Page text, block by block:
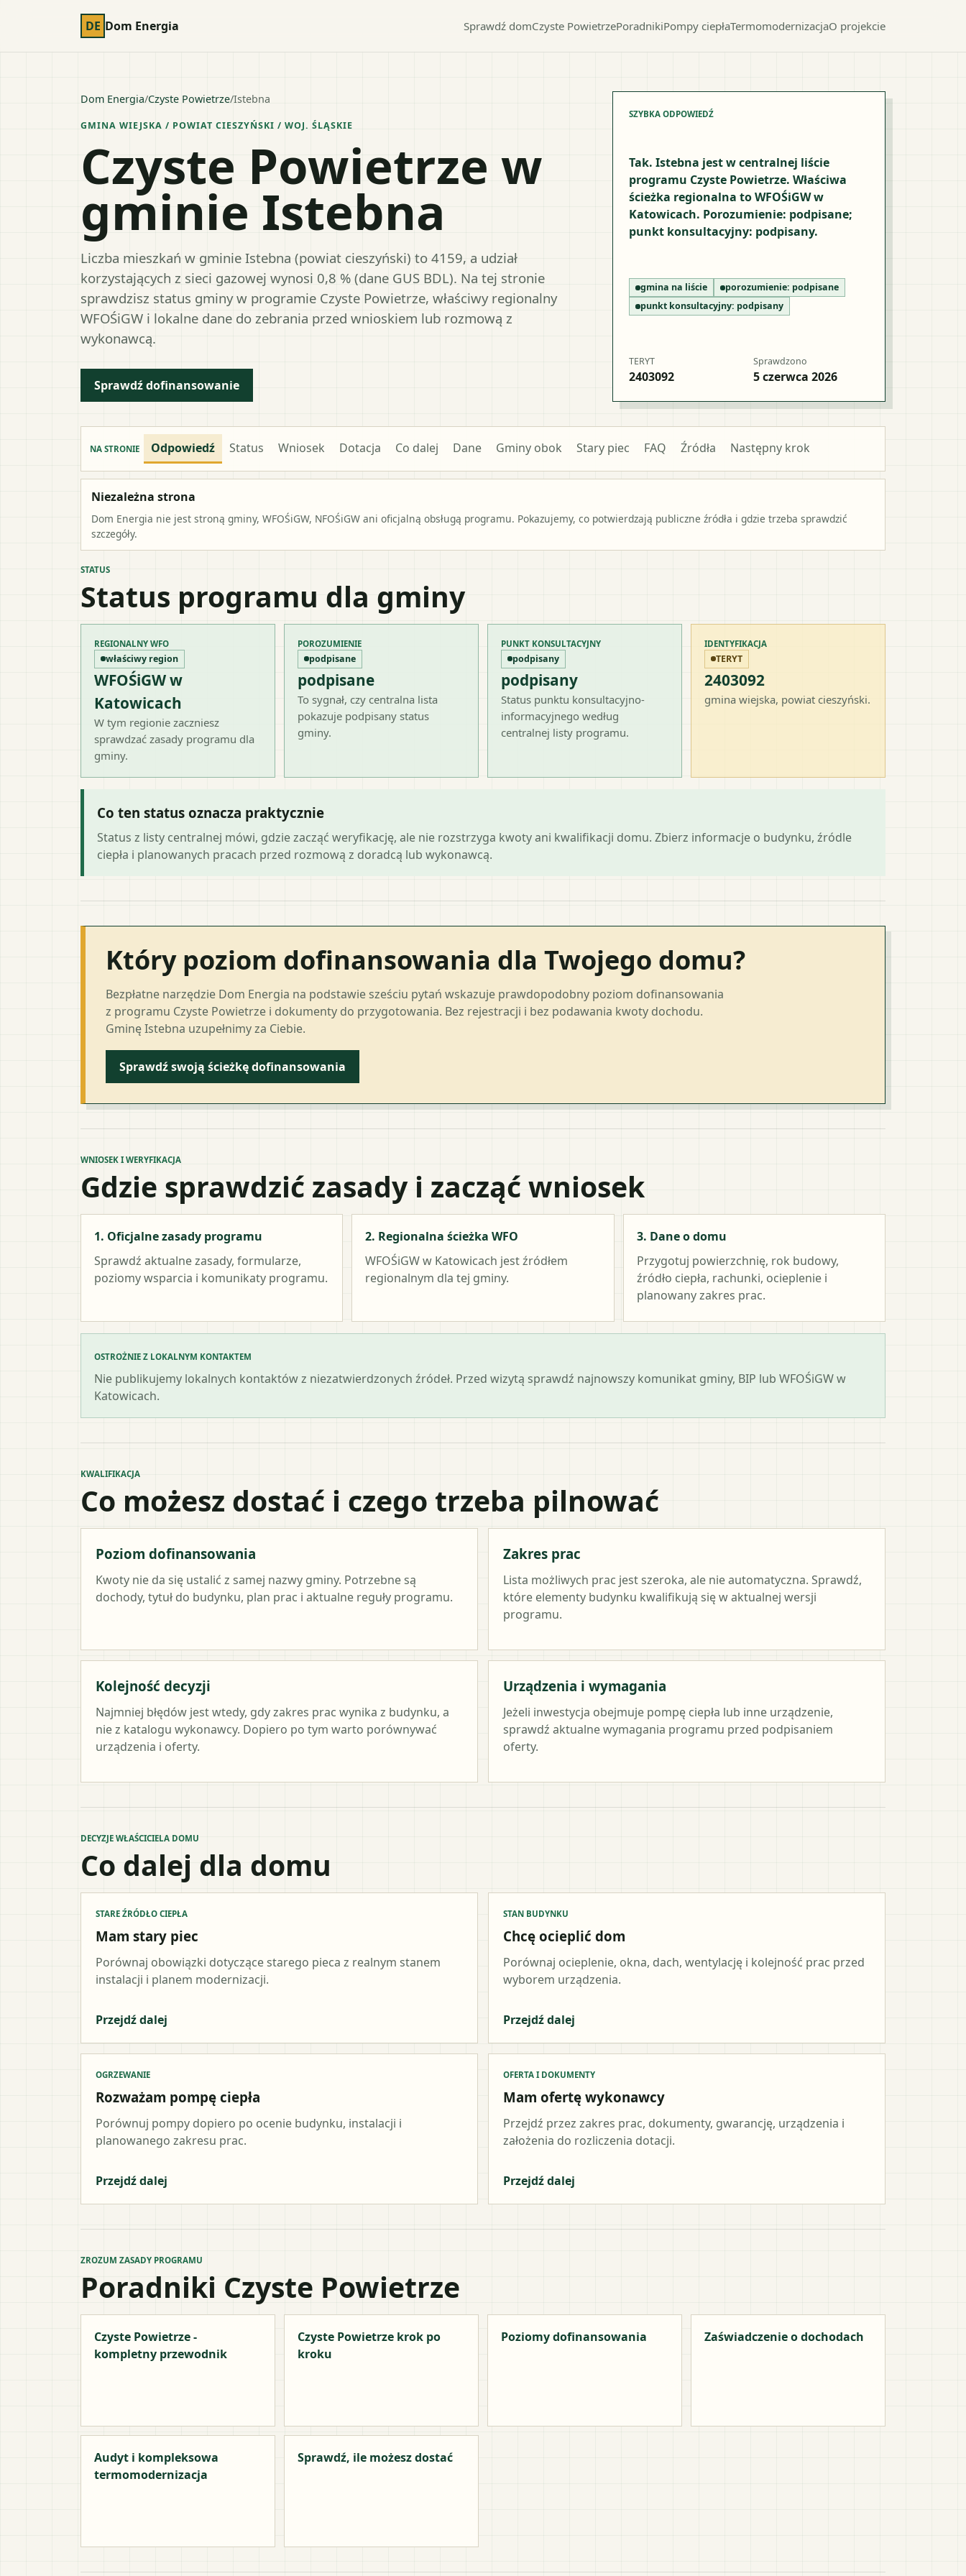
DE Dom Energia Sprawdź domCzyste PowietrzePoradnikiPompy ciepłaTermomodernizacjaO projekcie
Dom Energia/Czyste Powietrze/Istebna
GMINA WIEJSKA / POWIAT CIESZYŃSKI / WOJ. ŚLĄSKIE
Czyste Powietrze w
gminie Istebna
Liczba mieszkań w gminie Istebna (powiat cieszyński) to 4159, a udział
korzystających z sieci gazowej wynosi 0,8 % (dane GUS BDL). Na tej stronie
sprawdzisz status gminy w programie Czyste Powietrze, właściwy regionalny
WFOŚiGW i lokalne dane do zebrania przed wnioskiem lub rozmową z
wykonawcą.
Sprawdź dofinansowanie
SZYBKA ODPOWIEDŹ
Tak. Istebna jest w centralnej liście
programu Czyste Powietrze. Właściwa
ścieżka regionalna to WFOŚiGW w
Katowicach. Porozumienie: podpisane;
punkt konsultacyjny: podpisany.
gmina na liście porozumienie: podpisane
punkt konsultacyjny: podpisany
TERYT
2403092
Sprawdzono
5 czerwca 2026
NA STRONIE Odpowiedź Status Wniosek Dotacja Co dalej Dane Gminy obok Stary piec FAQ Źródła Następny krok
Niezależna strona
Dom Energia nie jest stroną gminy, WFOŚiGW, NFOŚiGW ani oficjalną obsługą programu. Pokazujemy, co potwierdzają publiczne źródła i gdzie trzeba sprawdzić
szczegóły.
STATUS
Status programu dla gminy
REGIONALNY WFO
właściwy region
WFOŚiGW w
Katowicach
W tym regionie zaczniesz
sprawdzać zasady programu dla
gminy.
POROZUMIENIE
podpisane
podpisane
To sygnał, czy centralna lista
pokazuje podpisany status
gminy.
PUNKT KONSULTACYJNY
podpisany
podpisany
Status punktu konsultacyjno-
informacyjnego według
centralnej listy programu.
IDENTYFIKACJA
TERYT
2403092
gmina wiejska, powiat cieszyński.
Co ten status oznacza praktycznie
Status z listy centralnej mówi, gdzie zacząć weryfikację, ale nie rozstrzyga kwoty ani kwalifikacji domu. Zbierz informacje o budynku, źródle
ciepła i planowanych pracach przed rozmową z doradcą lub wykonawcą.
Który poziom dofinansowania dla Twojego domu?
Bezpłatne narzędzie Dom Energia na podstawie sześciu pytań wskazuje prawdopodobny poziom dofinansowania
z programu Czyste Powietrze i dokumenty do przygotowania. Bez rejestracji i bez podawania kwoty dochodu.
Gminę Istebna uzupełnimy za Ciebie.
Sprawdź swoją ścieżkę dofinansowania
WNIOSEK I WERYFIKACJA
Gdzie sprawdzić zasady i zacząć wniosek
1. Oficjalne zasady programu
Sprawdź aktualne zasady, formularze,
poziomy wsparcia i komunikaty programu.
2. Regionalna ścieżka WFO
WFOŚiGW w Katowicach jest źródłem
regionalnym dla tej gminy.
3. Dane o domu
Przygotuj powierzchnię, rok budowy,
źródło ciepła, rachunki, ocieplenie i
planowany zakres prac.
OSTROŻNIE Z LOKALNYM KONTAKTEM
Nie publikujemy lokalnych kontaktów z niezatwierdzonych źródeł. Przed wizytą sprawdź najnowszy komunikat gminy, BIP lub WFOŚiGW w
Katowicach.
KWALIFIKACJA
Co możesz dostać i czego trzeba pilnować
Poziom dofinansowania
Kwoty nie da się ustalić z samej nazwy gminy. Potrzebne są
dochody, tytuł do budynku, plan prac i aktualne reguły programu.
Zakres prac
Lista możliwych prac jest szeroka, ale nie automatyczna. Sprawdź,
które elementy budynku kwalifikują się w aktualnej wersji
programu.
Kolejność decyzji
Najmniej błędów jest wtedy, gdy zakres prac wynika z budynku, a
nie z katalogu wykonawcy. Dopiero po tym warto porównywać
urządzenia i oferty.
Urządzenia i wymagania
Jeżeli inwestycja obejmuje pompę ciepła lub inne urządzenie,
sprawdź aktualne wymagania programu przed podpisaniem
oferty.
DECYZJE WŁAŚCICIELA DOMU
Co dalej dla domu
STARE ŹRÓDŁO CIEPŁA
Mam stary piec
Porównaj obowiązki dotyczące starego pieca z realnym stanem
instalacji i planem modernizacji.
Przejdź dalej
STAN BUDYNKU
Chcę ocieplić dom
Porównaj ocieplenie, okna, dach, wentylację i kolejność prac przed
wyborem urządzenia.
Przejdź dalej
OGRZEWANIE
Rozważam pompę ciepła
Porównuj pompy dopiero po ocenie budynku, instalacji i
planowanego zakresu prac.
Przejdź dalej
OFERTA I DOKUMENTY
Mam ofertę wykonawcy
Przejdź przez zakres prac, dokumenty, gwarancję, urządzenia i
założenia do rozliczenia dotacji.
Przejdź dalej
ZROZUM ZASADY PROGRAMU
Poradniki Czyste Powietrze
Czyste Powietrze -
kompletny przewodnik
Czyste Powietrze krok po
kroku
Poziomy dofinansowania Zaświadczenie o dochodach
Audyt i kompleksowa
termomodernizacja
Sprawdź, ile możesz dostać